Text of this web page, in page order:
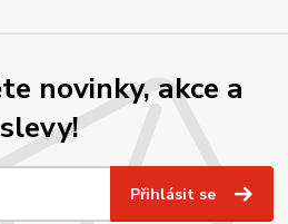
novinky, akce a
slevy!
Přihlásit se